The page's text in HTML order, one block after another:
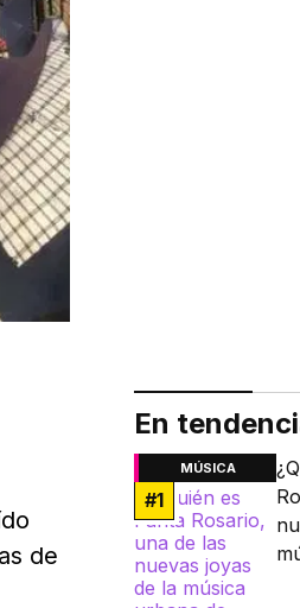
de
En
MÚSICA
#1